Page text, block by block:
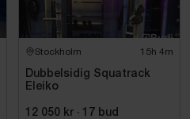
Stockholm 15h 4m
Dubbelsidig Squatrack
Eleiko
12 050 kr · 17 bud